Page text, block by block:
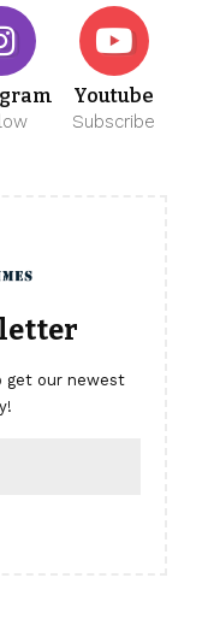
Youtube
Subscribe
get our newest